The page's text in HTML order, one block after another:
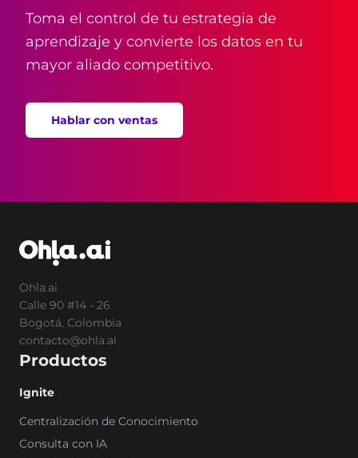
Toma el control de tu estrategia de
aprendizaje y convierte los datos en tu
mayor aliado competitivo.
Hablar con ventas
Ohla.ai
Calle 90 #14 - 26
Bogotá, Colombia
contacto@ohla.ai
Productos
Ignite
Centralización de Conocimiento
Consulta con IA